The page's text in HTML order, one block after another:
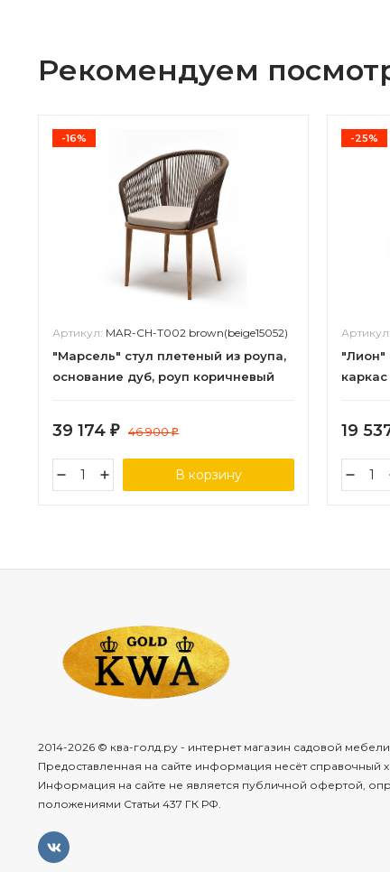
Рекомендуем
-16%
Артикул: MAR-CH-T002 brown(beige15052)
"Марсель" стул плетеный из роупа,
основание дуб, роуп коричневый
39 174 ₽ 46 900₽
В корзину
-25%
Артикул:
"Лион"
19
2014-2026 © ква-голд.ру - интернет магазин садовой мебели
Предоставленная на сайте информация несёт справочный
Информация на сайте не является публичной офертой,
положениями Статьи 437 ГК РФ.